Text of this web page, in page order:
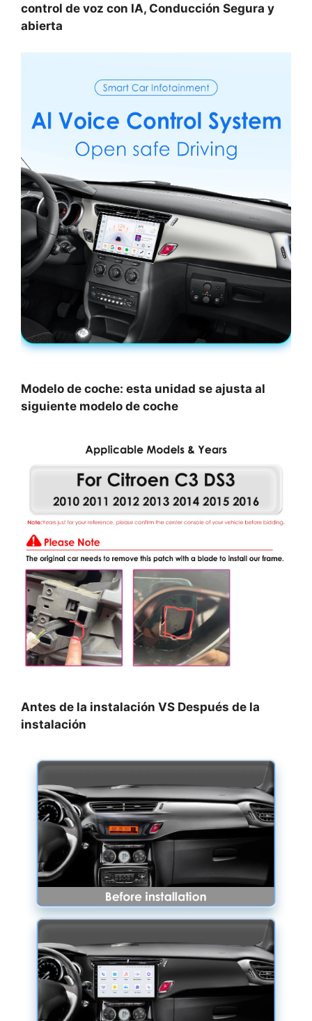
control de voz con IA, Conducción Segura y
abierta
Modelo de coche: esta unidad se ajusta al
siguiente modelo de coche
Antes de la instalación VS Después de la
instalación